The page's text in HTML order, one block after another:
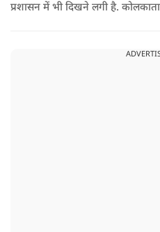
प्रशासन में भी दिखने लगी है.